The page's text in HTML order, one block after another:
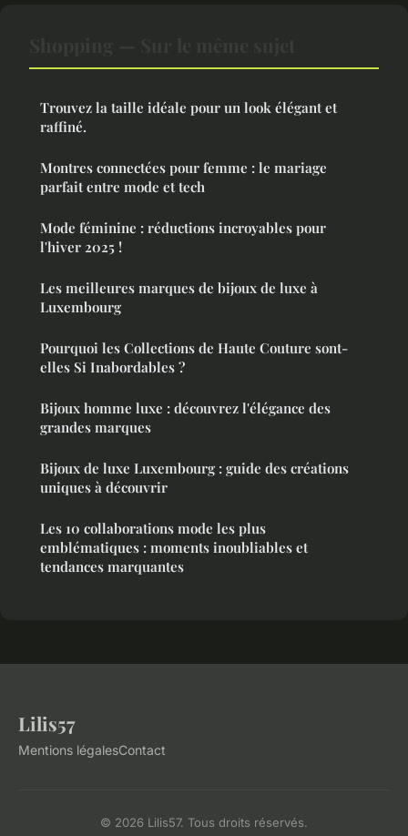
Trouvez la taille idéale pour un look élégant et
raffiné.
Montres connectées pour femme : le mariage
parfait entre mode et tech
Mode féminine : réductions incroyables pour
l'hiver 2025 !
Les meilleures marques de bijoux de luxe à
Luxembourg
Pourquoi les Collections de Haute Couture sont-
elles Si Inabordables ?
Bijoux homme luxe : découvrez l'élégance des
grandes marques
Bijoux de luxe Luxembourg : guide des créations
uniques à découvrir
Les 10 collaborations mode les plus
emblématiques : moments inoubliables et
tendances marquantes
Lilis57
Mentions légalesContact
© 2026 Lilis57. Tous droits réservés.